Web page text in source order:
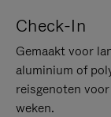
Check-In
Gemaakt voor
aluminium of
reisgenoten
weken.